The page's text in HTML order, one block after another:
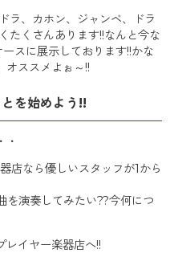
ラ、カホン、ジャンベ、ドラ
たくさんあります!!なんと今な
スに展示しております!!かな
オススメよぉ～!!
を始めよう!!
・
店なら優しいスタッフが1から
を演奏してみたい??今何につ
レイヤー楽器店へ!!